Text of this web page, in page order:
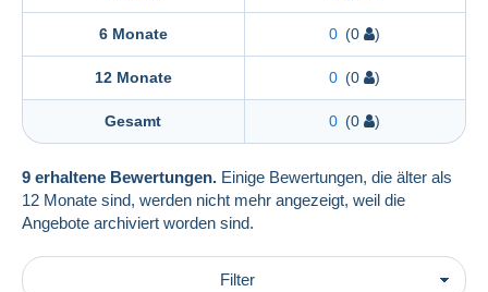
6 Monate 0 (0 )
12 Monate 0 (0 )
Gesamt 0 (0 )
9 erhaltene Bewertungen. Einige Bewertungen, die älter als
12 Monate sind, werden nicht mehr angezeigt, weil die
Angebote archiviert worden sind.
Filter